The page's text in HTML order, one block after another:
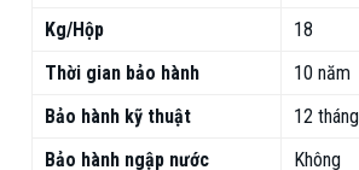
Kg/Hộp
18
Thời gian bảo hành
10 năm
Bảo hành kỹ thuật
12 tháng
Bảo hành ngập nước
Không